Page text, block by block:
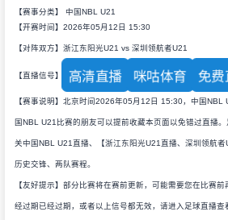
【赛事分类】 中国NBL U21
【开赛时间】2026年05月12日 15:30
【对阵双方】浙江东阳光U21 vs 深圳领航者U21
【直播信号】 高清直播 咪咕体育 免费
【赛事说明】北京时间2026年05月12日 15:30，中国NBL
国NBL U21比赛的朋友可以提前收藏本页面以免错过直播
关中国NBL U21直播、【浙江东阳光U21直播、深圳领航
历史交锋、两队赛程。
【友好提示】部分比赛将在赛前更新，可能需要您在比赛
经过期已经过期，或者以上信号都无效，请进入足球直播查